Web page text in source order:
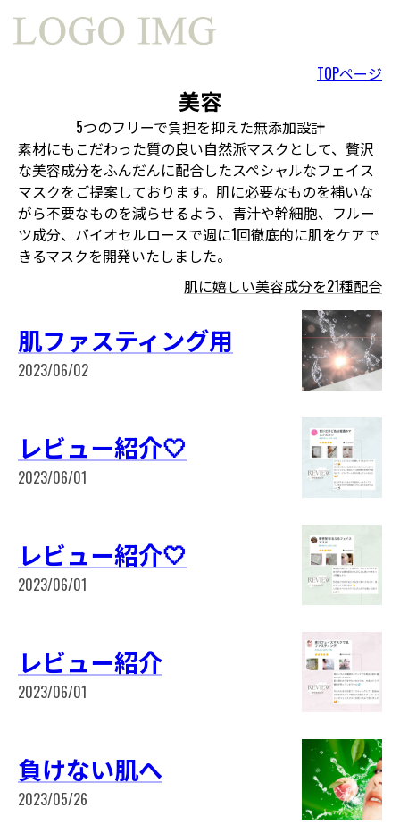
TOPページ
美容
5つのフリーで負担を抑えた無添加設計
素材にもこだわった質の良い自然派マスクとして、贅沢
な美容成分をふんだんに配合したスペシャルなフェイス
マスクをご提案しております。肌に必要なものを補いな
がら不要なものを減らせるよう、青汁や幹細胞、フルー
ツ成分、バイオセルロースで週に1回徹底的に肌をケアで
きるマスクを開発いたしました。
肌に嬉しい美容成分を21種配合
肌ファスティング用
2023/06/02
レビュー紹介🤍
2023/06/01
レビュー紹介🤍
2023/06/01
レビュー紹介
2023/06/01
負けない肌へ
2023/05/26